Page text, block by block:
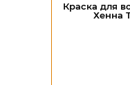
Краска для
Хенна